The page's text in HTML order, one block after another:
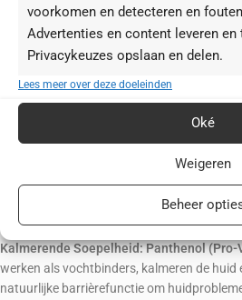
voorkomen en detecteren en
Advertenties en content leveren en
Privacykeuzes opslaan en delen.
Lees meer over deze doeleinden
Oké
Weigeren
Beheer
(Serine, Lysine, L-Arginine) en
Alginaat) bootst de natuurlijke
zorgt voor
onmiddellijke en langdurige
Microbioom Balans:Postbiotische
van vocht, helpen de huidbarrière in
transepidermale waterverlies voor een
Triple Radical Protection Factor (TRPF):
TRPFde
drievoudige combinatie van effectieve
EGCG) helpt zichtbare tekenen van
bescherming te bieden tegen vrije
Kalmerende Soepelheid:Panthenol (Pro-
werken als vochtbinders, kalmeren de huid
natuurlijke barrièrefunctie om